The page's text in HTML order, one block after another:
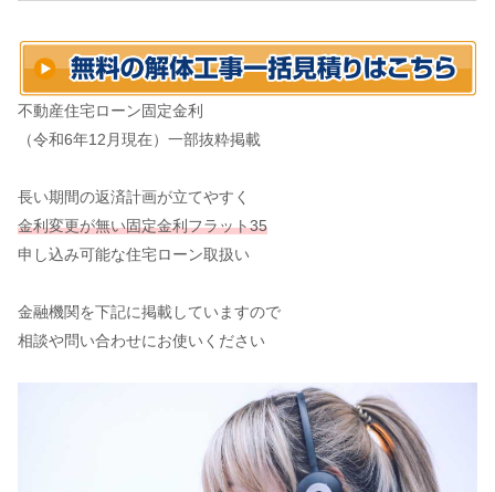
不動産住宅ローン固定金利
（令和6年12月現在）一部抜粋掲載
長い期間の返済計画が立てやすく
金利変更が無い固定金利フラット35
申し込み可能な住宅ローン取扱い
金融機関を下記に掲載していますので
相談や問い合わせにお使いください